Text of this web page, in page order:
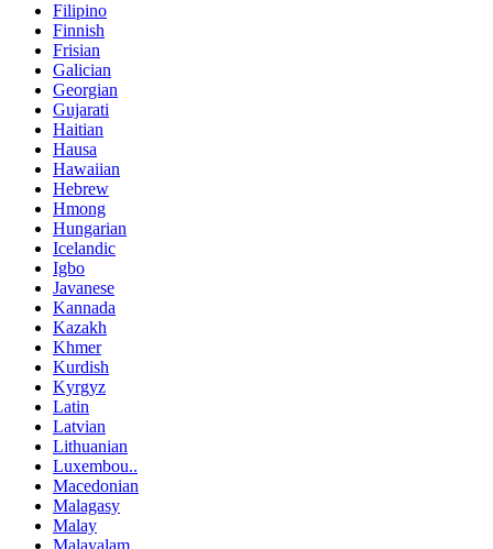
Filipino
Finnish
Frisian
Galician
Georgian
Gujarati
Haitian
Hausa
Hawaiian
Hebrew
Hmong
Hungarian
Icelandic
Igbo
Javanese
Kannada
Kazakh
Khmer
Kurdish
Kyrgyz
Latin
Latvian
Lithuanian
Luxembou..
Macedonian
Malagasy
Malay
Malayalam